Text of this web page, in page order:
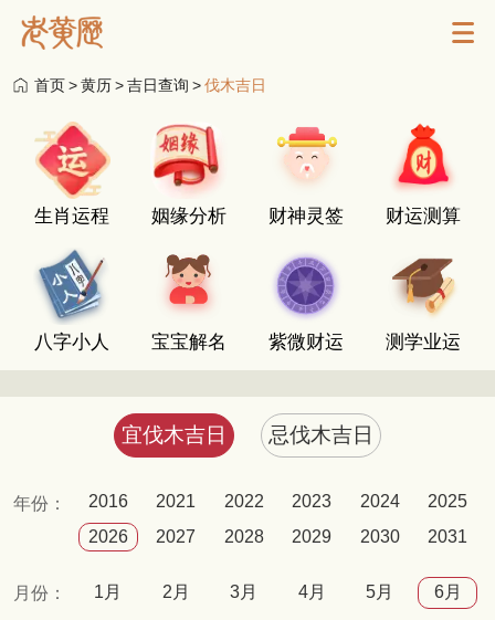
首页>黄历>吉日查询 >伐木吉日
生肖运程 姻缘分析 财神灵签 财运测算
八字小人 宝宝解名 紫微财运 测学业运
宜伐木吉日 忌伐木吉日
年份： 2016 2021 2022 2023 2024
2025
2026
2027 2028 2029 2030 2031
月份： 1月 2月 3月 4月 5月 6月